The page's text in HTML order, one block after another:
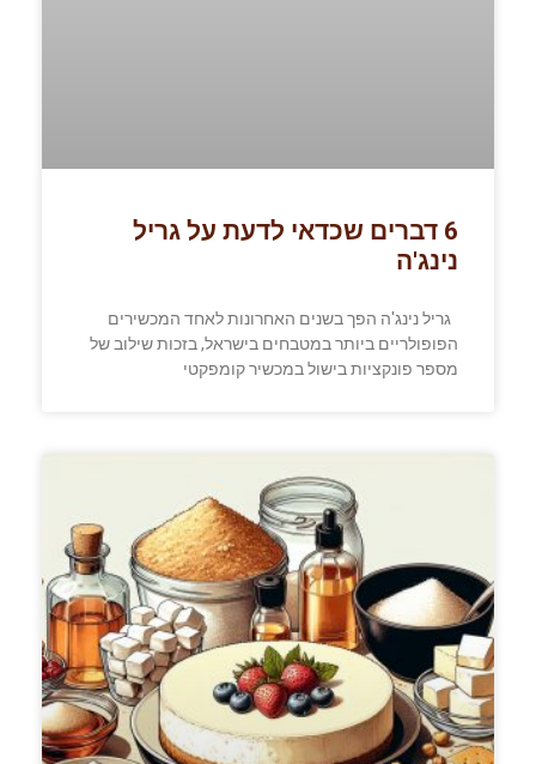
6 דברים שכדאי לדעת על גריל
נינג'ה
גריל נינג'ה הפך בשנים האחרונות לאחד המכשירים
הפופולריים ביותר במטבחים בישראל, בזכות שילוב של
מספר פונקציות בישול במכשיר קומפקטי